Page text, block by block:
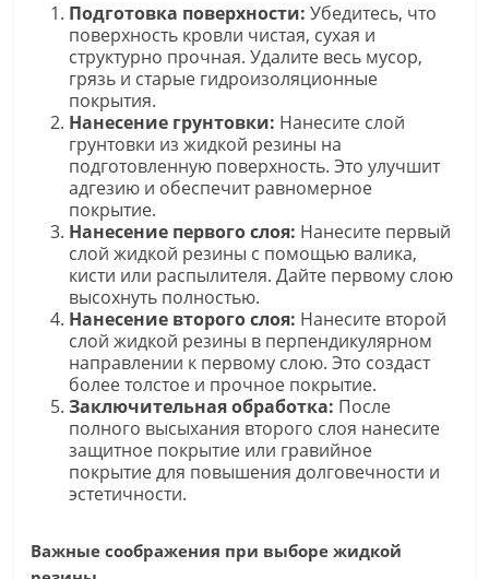
Подготовка поверхности: Убедитесь, что
поверхность кровли чистая, сухая и
структурно прочная. Удалите весь мусор,
грязь и старые гидроизоляционные
покрытия.
Нанесение грунтовки: Нанесите слой
грунтовки из жидкой резины на
подготовленную поверхность. Это улучшит
адгезию и обеспечит равномерное
покрытие.
Нанесение первого слоя: Нанесите первый
слой жидкой резины с помощью валика,
кисти или распылителя. Дайте первому слою
высохнуть полностью.
Нанесение второго слоя: Нанесите второй
слой жидкой резины в перпендикулярном
направлении к первому слою. Это создаст
более толстое и прочное покрытие.
Заключительная обработка: После
полного высыхания второго слоя нанесите
защитное покрытие или гравийное
покрытие для повышения долговечности и
эстетичности.
Важные соображения при выборе жидкой